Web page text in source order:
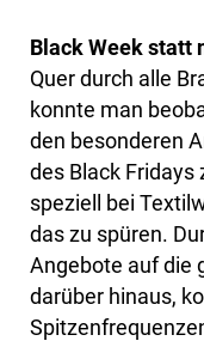
Black Week statt
Quer durch alle
konnte man
den besonderen
des Black Fridays
speziell bei
das zu spüren.
Angebote auf die
darüber hinaus,